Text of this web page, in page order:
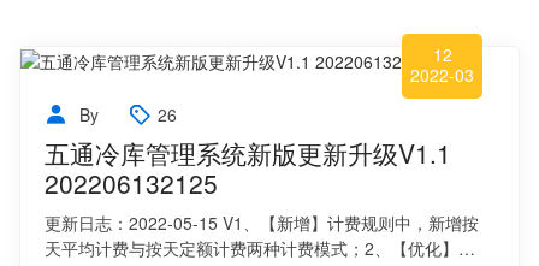
12
2022-03
By
26
五通冷库管理系统新版更新升级V1.1
202206132125
更新日志：2022-05-15 V1、【新增】计费规则中，新增按
天平均计费与按天定额计费两种计费模式；2、【优化】…